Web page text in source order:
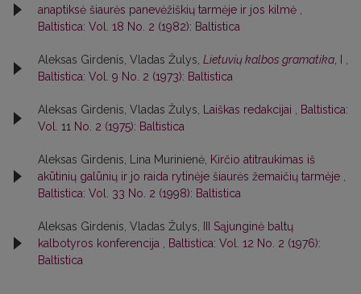
anaptiksė šiaurės panevėžiškių tarmėje ir jos kilmė
Baltistica: Vol. 18 No. 2 (1982): Baltistica
Aleksas Girdenis, Vladas Žulys, Lietuvių kalbos gramatika
Baltistica: Vol. 9 No. 2 (1973): Baltistica
Aleksas Girdenis, Vladas Žulys, Laiškas redakcijai
Baltistica:
Vol. 11 No. 2 (1975): Baltistica
Aleksas Girdenis, Lina Murinienė, Kirčio atitraukimas iš
akūtinių galūnių ir jo raida rytinėje šiaurės žemaičių tarmėje
Baltistica: Vol. 33 No. 2 (1998): Baltistica
Aleksas Girdenis, Vladas Žulys,
III Sąjunginė baltų
kalbotyros konferencija
Baltistica: Vol. 12 No. 2 (1976):
Baltistica